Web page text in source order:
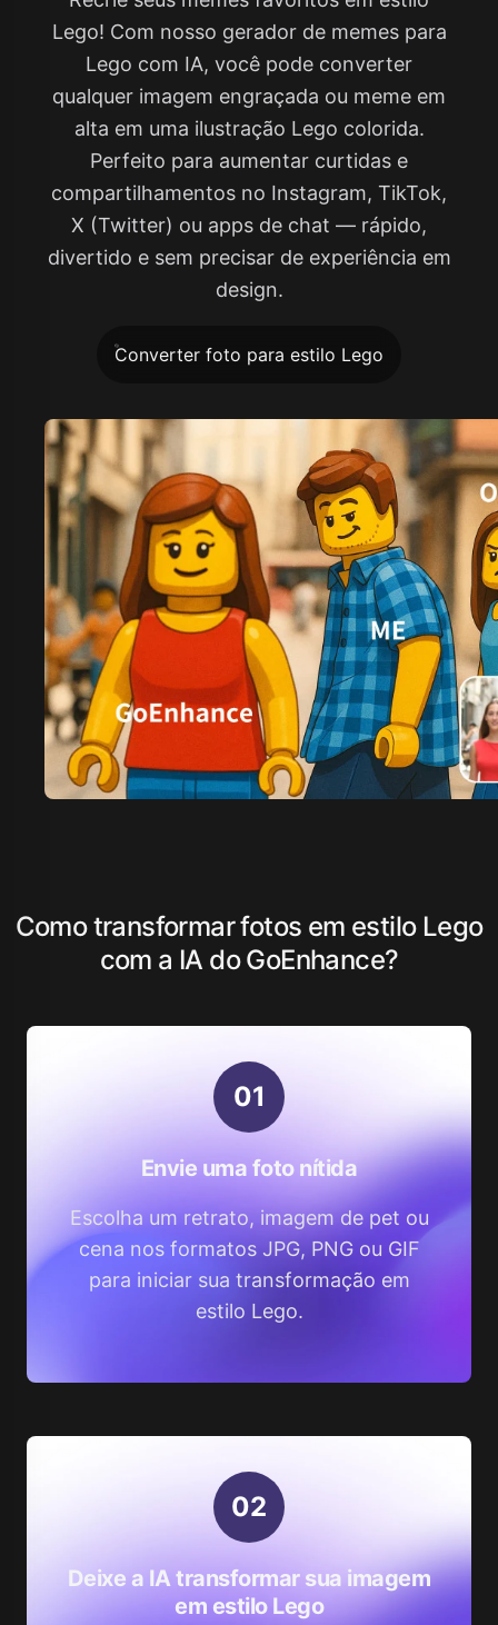
Lego! Com nosso gerador de memes para
Lego com IA, você pode converter
qualquer imagem engraçada ou meme em
alta em uma ilustração Lego colorida.
Perfeito para aumentar curtidas e
compartilhamentos no Instagram, TikTok,
X (Twitter) ou apps de chat — rápido,
divertido e sem precisar de experiência em
design.
Converter foto para estilo Lego
Como transformar fotos em estilo Lego
com a IA do GoEnhance?
01
Envie uma foto nítida
Escolha um retrato, imagem de pet ou
cena nos formatos JPG, PNG ou GIF
para iniciar sua transformação em
estilo Lego.
02
Deixe a IA transformar sua imagem
em estilo Lego